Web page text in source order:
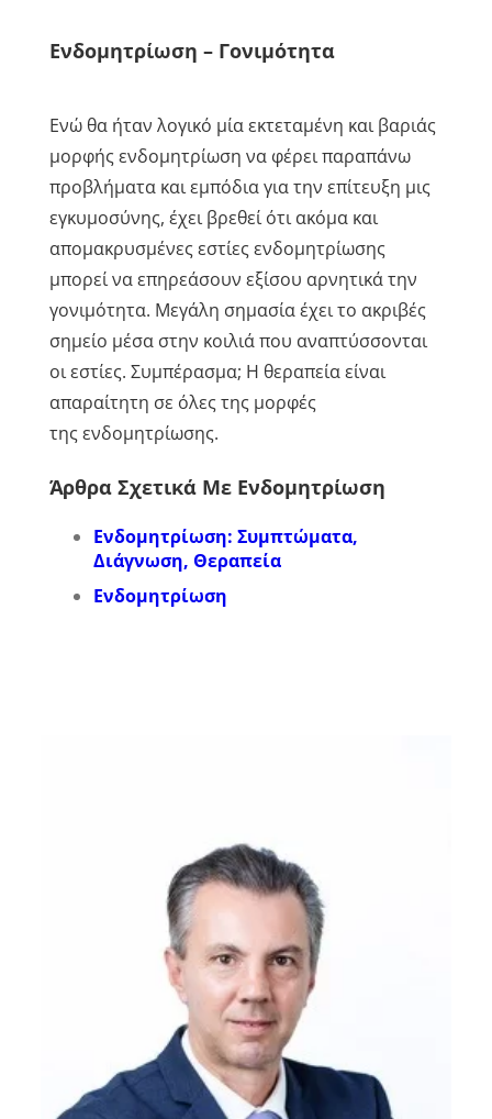
Ενδομητρίωση – Γονιμότητα
Ενώ θα ήταν λογικό μία εκτεταμένη και βαριάς
μορφής ενδομητρίωση να φέρει παραπάνω
προβλήματα και εμπόδια για την επίτευξη μις
εγκυμοσύνης, έχει βρεθεί ότι ακόμα και
απομακρυσμένες εστίες ενδομητρίωσης
μπορεί να επηρεάσουν εξίσου αρνητικά την
γονιμότητα. Μεγάλη σημασία έχει το ακριβές
σημείο μέσα στην κοιλιά που αναπτύσσονται
οι εστίες. Συμπέρασμα; Η θεραπεία είναι
απαραίτητη σε όλες της μορφές
της ενδομητρίωσης.
Άρθρα Σχετικά Με Ενδομητρίωση
Ενδομητρίωση: Συμπτώματα,
Διάγνωση, Θεραπεία
Ενδομητρίωση